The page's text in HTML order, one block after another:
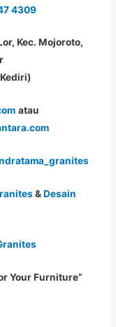
4309
Kec. Mojoroto,
atau
&Desain
Your Furniture”